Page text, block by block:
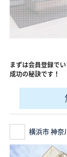
まずは会員登録で
成功の秘訣です！
横浜市 神奈